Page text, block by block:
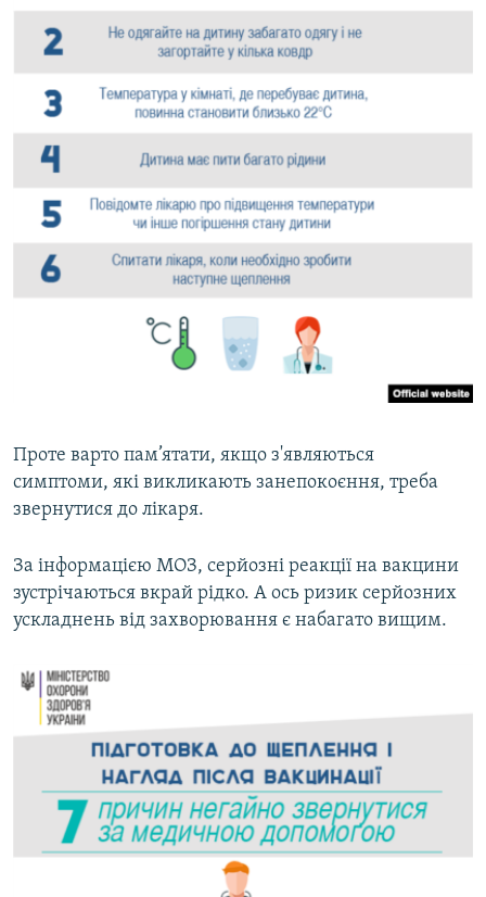
Проте варто пам’ятати, якщо з'являються
симптоми, які викликають занепокоєння, треба
звернутися до лікаря.
За інформацією МОЗ, серйозні реакції на вакцини
зустрічаються вкрай рідко. А ось ризик серйозних
ускладнень від захворювання є набагато вищим.